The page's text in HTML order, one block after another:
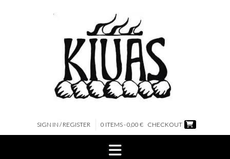
SIGN IN / REGISTER 0 ITEMS - 0,00 € CHECKOUT